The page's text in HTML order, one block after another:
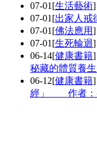
07-01 [生活藝術
07-01 [出家人戒
07-01 [佛法應用
07-01 [生死輪迴
06-14[健康書籍
秘藏的體質養
06-12[健康書籍
經」 作者：